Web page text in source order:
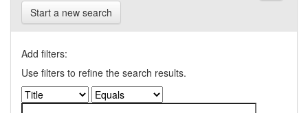
Start a new search
Add filters:
Use filters to refine the search results.